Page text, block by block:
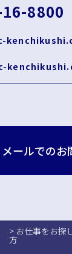
8800
メールでのお
> お仕事をお探
方